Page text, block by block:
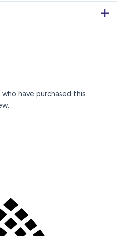
have purchased this